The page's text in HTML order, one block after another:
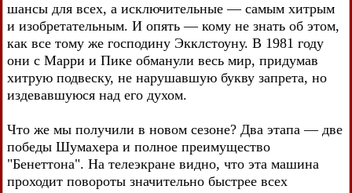
шансы для всех, а исключительные — самым хитрым
и изобретательным. И опять — кому не знать об этом,
как все тому же господину Экклстоуну. В 1981 году
они с Марри и Пике обманули весь мир, придумав
хитрую подвеску, не нарушавшую букву запрета, но
издевавшуюся над его духом.
Что же мы получили в новом сезоне? Два этапа — две
победы Шумахера и полное преимущество
"Бенеттона". На телеэкране видно, что эта машина
проходит повороты значительно быстрее всех